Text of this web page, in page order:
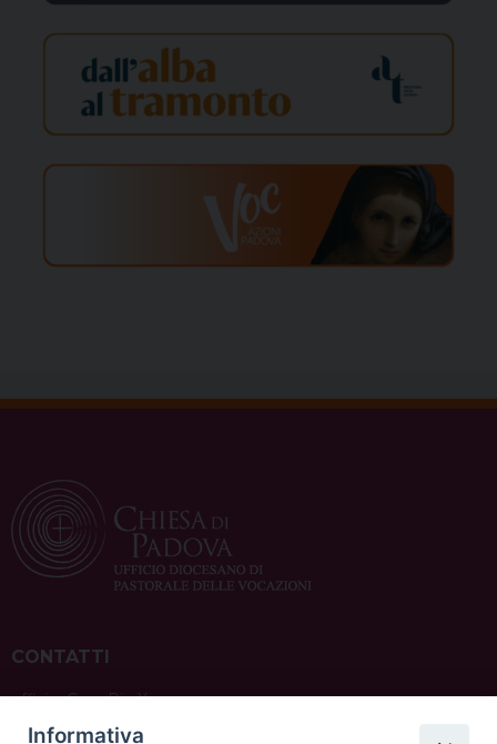
CONTATTI
ufficio: Casa Pio X
via Bonporti, 20 – 35141 Padova
Informativa